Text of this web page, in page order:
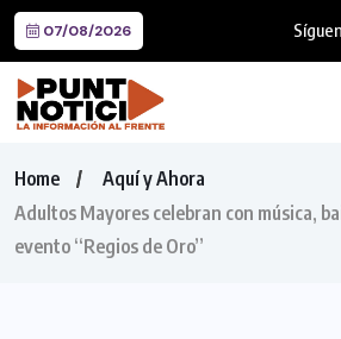
07/08/2026
Home
Aquí y Ahora
Adultos Mayores celebran con música,
evento “Regios de Oro”